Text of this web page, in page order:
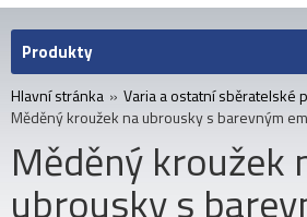
Produkty
Hlavní stránka » Varia a ostatní sběratelské
Měděný kroužek na ubrousky s barevným
Měděný kroužek
ubrousky s